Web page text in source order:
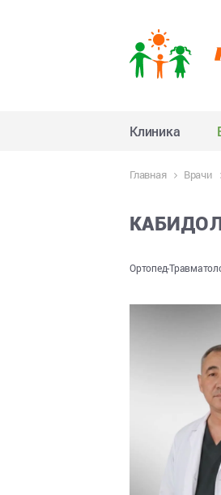
Клиника
Главная Врачи
Ортопед-